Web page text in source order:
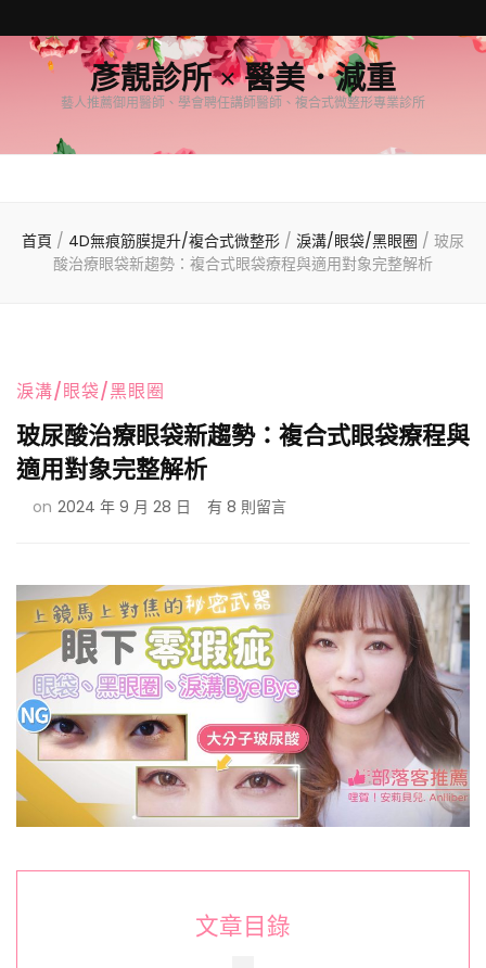
彥靚診所 × 醫美．減重
藝人推薦御用醫師、學會聘任講師醫師、複合式微整形專業診所
首頁 / 4D無痕筋膜提升/複合式微整形 / 淚溝/眼袋/黑眼圈 / 玻尿
酸治療眼袋新趨勢：複合式眼袋療程與適用對象完整解析
淚溝/眼袋/黑眼圈
玻尿酸治療眼袋新趨勢：複合式眼袋療程與
適用對象完整解析
on 2024 年 9 月 28 日
在
治
療
眼
袋
新
勢：
複
合
式
眼
療
與
適
有 8 則留言
文章目錄